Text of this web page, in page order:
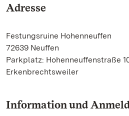
Adresse
Festungsruine Hohenneuffen
72639 Neuffen
Parkplatz: Hohenneuffenstraße
Erkenbrechtsweiler
Information und